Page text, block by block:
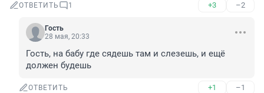
ОТВЕТИТЬ 1 +3 –2
Гость
28 мая, 20:33
Гость, на бабу где сядешь там и слезешь, и ещё
должен будешь
ОТВЕТИТЬ +1 –1